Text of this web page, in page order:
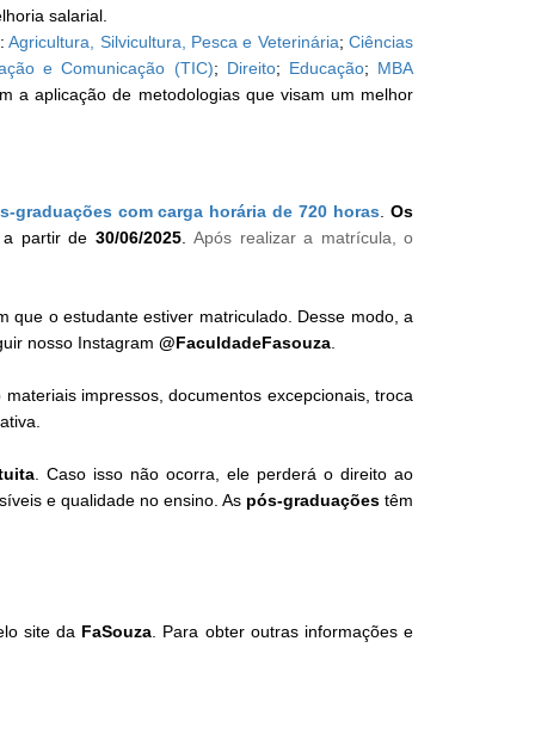
salarial.
Agricultura, Silvicultura, Pesca e Veterinária;Ciências
e Comunicação (TIC); Direito; Educação; MBA
a aplicação de metodologias que visam um melhor
graduações com carga horária de 720 horas .Os
a partir de 30/06/2025.Após realizar a matrícula, o
que o estudante estiver matriculado. Desse modo, a
nosso Instagram @FaculdadeFasouza
impressos, documentos excepcionais, troca
. Caso isso não ocorra, ele perderá o direito ao
e qualidade no ensino. As pós-graduaçõestêm
site da FaSouza . Para obter outras informações e